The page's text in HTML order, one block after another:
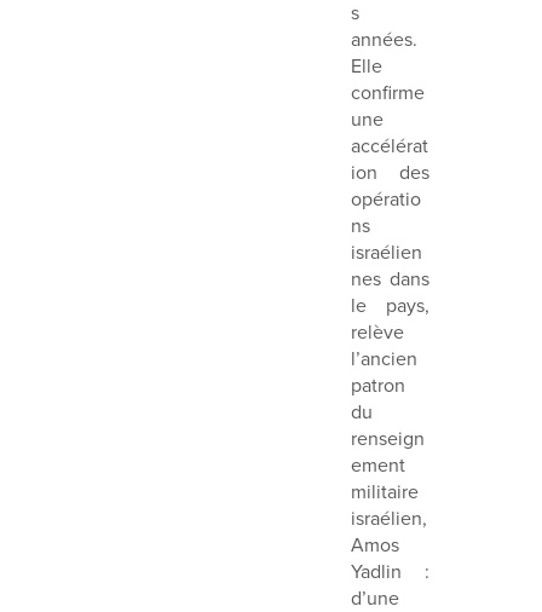
s
années.
Elle
confirme
une
accélérat
ion des
opératio
ns
israélien
nes dans
le pays,
relève
l’ancien
patron
du
renseign
ement
militaire
israélien,
Amos
Yadlin :
d’une